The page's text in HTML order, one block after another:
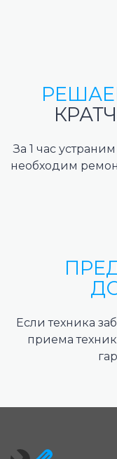
За 1 час
необходим
Если техника
приема